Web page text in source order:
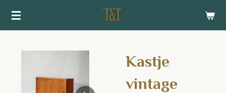
Ga
Kastje
vintage